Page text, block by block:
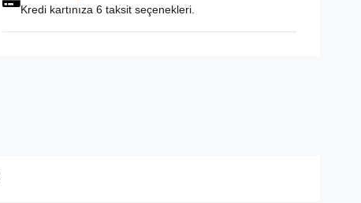
Kredi kartınıza 6 taksit seçenekleri.